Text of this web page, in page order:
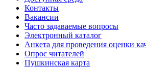
Контакты
Вакансии
Часто задаваемые вопросы
Электронный каталог
Анкета для проведения оценки
Опрос читателей
Пушкинская карта